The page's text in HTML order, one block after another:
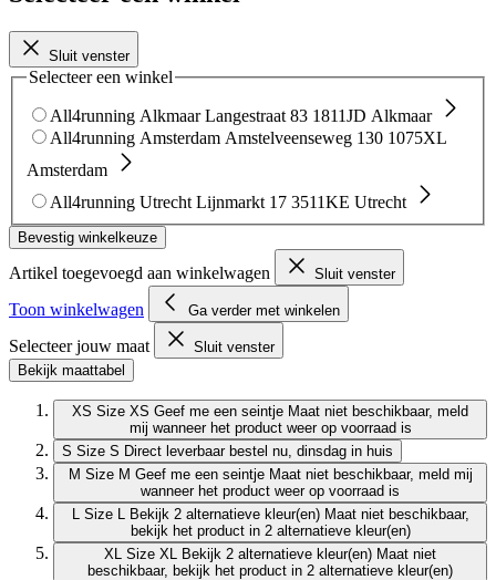
Sluit venster
Selecteer een winkel
All4running Alkmaar Langestraat 83 1811JD Alkmaar
All4running Amsterdam Amstelveenseweg 130 1075XL
Amsterdam
All4running Utrecht Lijnmarkt 17 3511KE Utrecht
Bevestig winkelkeuze
Artikel toegevoegd aan winkelwagen Sluit venster
Toon winkelwagen Ga verder met winkelen
Selecteer jouw maat
Sluit venster
Bekijk maattabel
XS Size XS Geef me een seintje Maat niet beschikbaar, meld
mij wanneer het product weer op voorraad is
S Size S Direct leverbaar bestel nu, dinsdag in huis
M Size M Geef me een seintje Maat niet beschikbaar, meld mij
wanneer het product weer op voorraad is
L Size L Bekijk 2 alternatieve kleur(en) Maat niet beschikbaar,
bekijk het product in 2 alternatieve kleur(en)
XL Size XL Bekijk 2 alternatieve kleur(en) Maat niet
beschikbaar, bekijk het product in 2 alternatieve kleur(en)